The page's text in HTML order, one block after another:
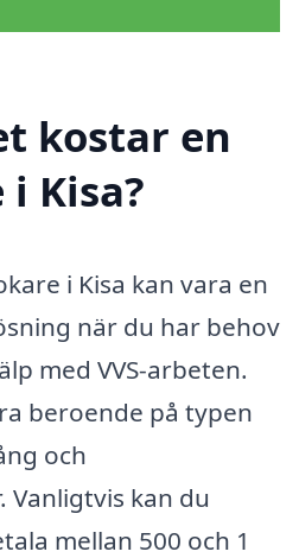
kostar en
Kisa?
i Kisa kan vara en
när du har behov
med VVS-arbeten.
beroende på typen
och
kan du
mellan 500 och 1